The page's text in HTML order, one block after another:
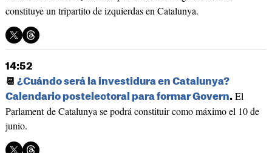
constituye un tripartito de izquierdas en Catalunya.
14:52
📆 ¿Cuándo será la investidura en Catalunya?
Calendario postelectoral para formar Govern.El
Parlament de Catalunya se podrá constituir como máximo el 10 de
junio.